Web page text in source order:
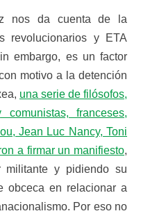
nos da cuenta de la
revolucionarios y ETA
embargo, es un factor
motivo a la detención
una serie de filósofos,
franceses,
Jean Luc Nancy, Toni
a firmar un manifiesto,
militante y pidiendo su
obceca en relacionar a
Por eso no